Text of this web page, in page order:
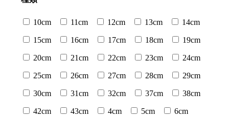
10cm 11cm 12cm 13cm 14cm
15cm 16cm 17cm 18cm 19cm
20cm 21cm 22cm 23cm 24cm
25cm 26cm 27cm 28cm 29cm
30cm 31cm 32cm 37cm 38cm
42cm 43cm 4cm 5cm 6cm